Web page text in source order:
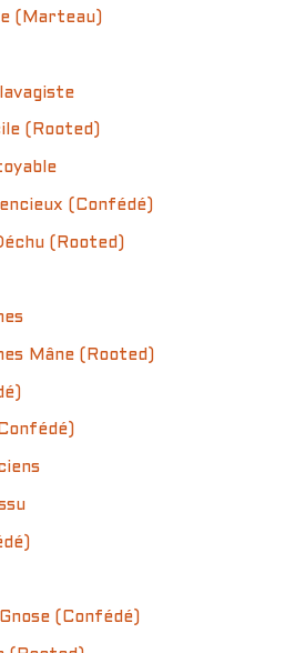
(Marteau)
(Rooted)
(Confédé)
(Rooted)
Mâne (Rooted)
(Confédé)